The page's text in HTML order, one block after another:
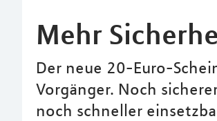
Mehr
Der neue 20-Euro-
Vorgänger. Noch
noch schneller